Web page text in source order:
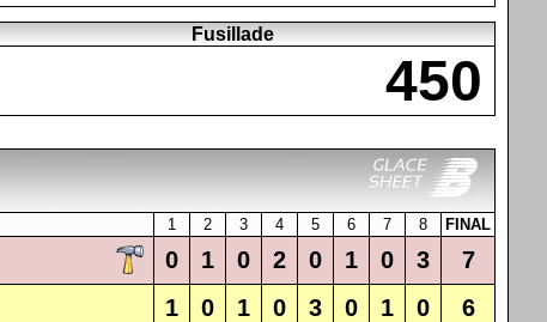
Fusillade
450
1 2 3 4 5 6 7 8 FINAL
0 1 0 2 0 1 0 3
7
1 0 1 0 3 0 1 0 6